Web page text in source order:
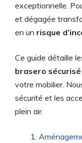
exceptionnelle.
et dégagée
en un risque
Ce guide détaille
brasero
votre mobilier.
sécurité et les
plein air.